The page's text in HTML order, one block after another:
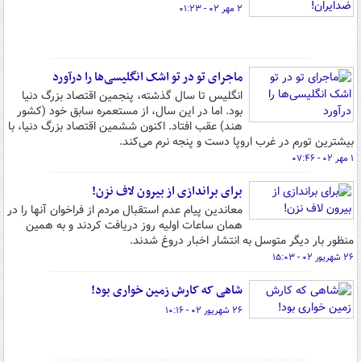
۲ مهر ۰۲ - ۰۱:۲۳
ماجرای تو در تو اشک انگلیسی‌ها را درآورد
انگلیس تا سال گذشته، پنجمین اقتصاد بزرگ دنیا
بود. اما در این سال، از مستعمره سابق خود (کشور
هند) عقب افتاد. اکنون ششمین اقتصاد بزرگ دنیا، با
بیشترین تورم در غرب اروپا دست و پنجه نرم می‌کند.
۱ مهر ۰۲ - ۰۷:۴۶
برای براندازی از بیرون لاف نزن!
معاندین پیام عدم استقبال مردم از فراخوان آنها را در
همان ساعات اولیه روز دریافت کردند و به همین
منظور بار دیگر متوسل به انتشار اخبار دروغ شدند.
۲۶ شهریور ۰۲ - ۱۵:۰۳
شاهی که کارش زمین خواری بود!
۲۶ شهریور ۰۲ - ۱۰:۱۶